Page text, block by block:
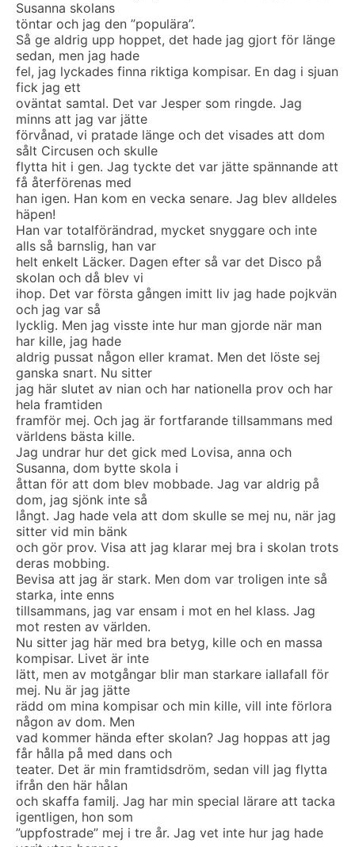
Susanna skolans
töntar och jag den ”populära”.
Så ge aldrig upp hoppet, det hade jag gjort för länge
sedan, men jag hade
fel, jag lyckades finna riktiga kompisar. En dag i sjuan
fick jag ett
oväntat samtal. Det var Jesper som ringde. Jag
minns att jag var jätte
förvånad, vi pratade länge och det visades att dom
sålt Circusen och skulle
flytta hit i gen. Jag tyckte det var jätte spännande att
få återförenas med
han igen. Han kom en vecka senare. Jag blev alldeles
häpen!
Han var totalförändrad, mycket snyggare och inte
alls så barnslig, han var
helt enkelt Läcker. Dagen efter så var det Disco på
skolan och då blev vi
ihop. Det var första gången imitt liv jag hade pojkvän
och jag var så
lycklig. Men jag visste inte hur man gjorde när man
har kille, jag hade
aldrig pussat någon eller kramat. Men det löste sej
ganska snart. Nu sitter
jag här slutet av nian och har nationella prov och har
hela framtiden
framför mej. Och jag är fortfarande tillsammans med
världens bästa kille.
Jag undrar hur det gick med Lovisa, anna och
Susanna, dom bytte skola i
åttan för att dom blev mobbade. Jag var aldrig på
dom, jag sjönk inte så
långt. Jag hade vela att dom skulle se mej nu, när jag
sitter vid min bänk
och gör prov. Visa att jag klarar mej bra i skolan trots
deras mobbing.
Bevisa att jag är stark. Men dom var troligen inte så
starka, inte enns
tillsammans, jag var ensam i mot en hel klass. Jag
mot resten av världen.
Nu sitter jag här med bra betyg, kille och en massa
kompisar. Livet är inte
lätt, men av motgångar blir man starkare iallafall för
mej. Nu är jag jätte
rädd om mina kompisar och min kille, vill inte förlora
någon av dom. Men
vad kommer hända efter skolan? Jag hoppas att jag
får hålla på med dans och
teater. Det är min framtidsdröm, sedan vill jag flytta
ifrån den här hålan
och skaffa familj. Jag har min special lärare att tacka
igentligen, hon som
”uppfostrade” mej i tre år. Jag vet inte hur jag hade